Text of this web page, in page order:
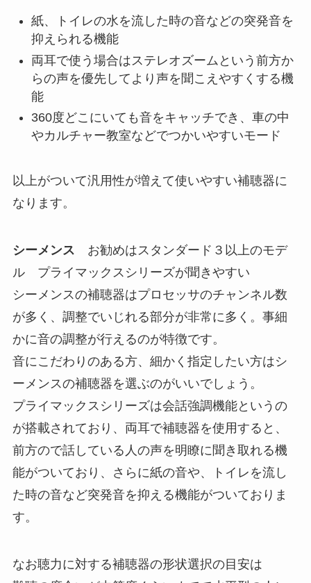
紙、トイレの水を流した時の音などの突発音を
抑えられる機能
両耳で使う場合はステレオズームという前方か
らの声を優先してより声を聞こえやすくする機
能
360度どこにいても音をキャッチでき、車の中
やカルチャー教室などでつかいやすいモード
以上がついて汎用性が増えて使いやすい補聴器に
なります。
シーメンス お勧めはスタンダード３以上のモデ
ル プライマックスシリーズが聞きやすい
シーメンスの補聴器はプロセッサのチャンネル数
が多く、調整でいじれる部分が非常に多く。事細
かに音の調整が行えるのが特徴です。
音にこだわりのある方、細かく指定したい方はシ
ーメンスの補聴器を選ぶのがいいでしょう。
プライマックスシリーズは会話強調機能というの
が搭載されており、両耳で補聴器を使用すると、
前方ので話している人の声を明瞭に聞き取れる機
能がついており、さらに紙の音や、トイレを流し
た時の音など突発音を抑える機能がついておりま
す。
なお聴力に対する補聴器の形状選択の目安は